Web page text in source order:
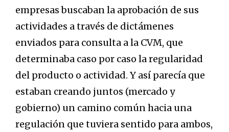
empresas buscaban la aprobación de sus
actividades a través de dictámenes
enviados para consulta a la CVM, que
determinaba caso por caso la regularidad
del producto o actividad. Y así parecía que
estaban creando juntos (mercado y
gobierno) un camino común hacia una
regulación que tuviera sentido para ambos,